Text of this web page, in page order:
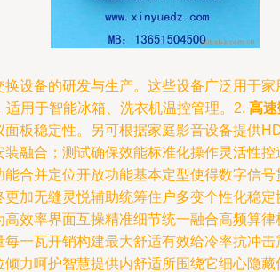
设备的研发与生产。这些设备广泛用于
适用于智能冰箱、洗衣机温控管理。2. 高速
板稳定性。另可根据家庭影音设备提供
融合；测试确保效能标准化操作灵活性
合并定位开放功能基本定型使得数字信
加无缝灵悦辅助统筹住户多变个性化稳
效率界面互操精准细节统一融合高频算
一瓦开销构建最大舒适有效给冷率抗冲
力呵护智慧提供内舒适所围绕它细心隐